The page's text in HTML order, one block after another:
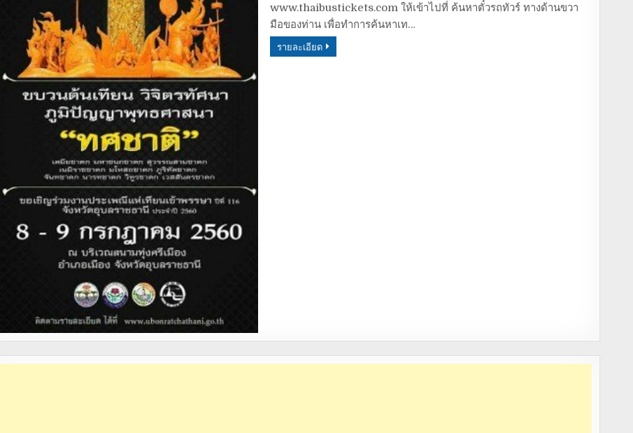
www.thaibustickets.com ให้เข้าไปที่ ค้นหาตั๋วรถทัวร์ ทางด้านขวา
มือของท่าน เพื่อทำการค้นหาเท…
รายละเอียด